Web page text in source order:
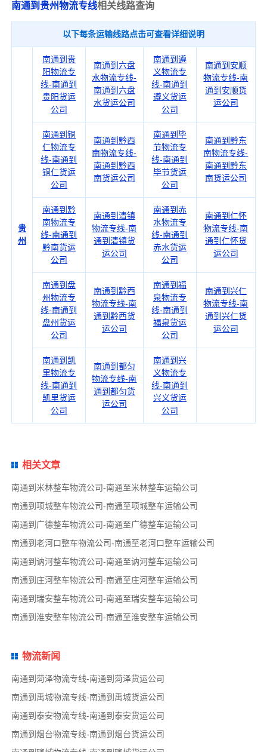
南通到贵州物流专线相关线路查询
以下每条运输线路点击可查看详细说明
贵
州
南通到贵
阳物流专
线-南通到
贵阳货运
公司
南通到六盘
水物流专线-
南通到六盘
水货运公司
南通到遵
义物流专
线-南通到
遵义货运
公司
南通到安顺
物流专线-南
通到安顺货
运公司
南通到铜
仁物流专
线-南通到
铜仁货运
公司
南通到黔西
南物流专线-
南通到黔西
南货运公司
南通到毕
节物流专
线-南通到
毕节货运
公司
南通到黔东
南物流专线-
南通到黔东
南货运公司
南通到黔
南物流专
线-南通到
黔南货运
公司
南通到清镇
物流专线-南
通到清镇货
运公司
南通到赤
水物流专
线-南通到
赤水货运
公司
南通到仁怀
物流专线-南
通到仁怀货
运公司
南通到盘
州物流专
线-南通到
盘州货运
公司
南通到黔西
物流专线-南
通到黔西货
运公司
南通到福
泉物流专
线-南通到
福泉货运
公司
南通到兴仁
物流专线-南
通到兴仁货
运公司
南通到凯
里物流专
线-南通到
凯里货运
公司
南通到都匀
物流专线-南
通到都匀货
运公司
南通到兴
义物流专
线-南通到
兴义货运
公司
相关文章
南通到米林整车物流公司-南通至米林整车运输公司
南通到项城整车物流公司-南通至项城整车运输公司
南通到广德整车物流公司-南通至广德整车运输公司
南通到老河口整车物流公司-南通至老河口整车运输公司
南通到讷河整车物流公司-南通至讷河整车运输公司
南通到庄河整车物流公司-南通至庄河整车运输公司
南通到瑞安整车物流公司-南通至瑞安整车运输公司
南通到淮安整车物流公司-南通至淮安整车运输公司
物流新闻
南通到菏泽物流专线-南通到菏泽货运公司
南通到禹城物流专线-南通到禹城货运公司
南通到泰安物流专线-南通到泰安货运公司
南通到烟台物流专线-南通到烟台货运公司